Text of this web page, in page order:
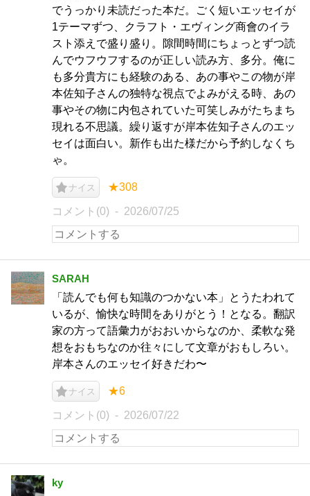
でうっかり未読だった本だ。ごく短いエッセイが
1テーマずつ、クラフト・エヴィング商會のイラ
スト添えで盛り盛り。隙間時間にちょっとずつ読
んでウフウフするのが正しい読み方、多分。俺に
も多分貴方にも経験のある、あの事やこの物が岸
本佐知子さんの独特な視点でよみがえる時、あの
事やその物に内包されていた可笑しみがたちまち
現れる不思議。繰り返すが岸本佐知子さんのエッ
セイは面白い。新作も出た様だから予約しなくち
ゃ。
ナイス ★308
コメント(0) 2026/07/25
SARAH
「読んでも何も知識のつかない本」とうたわれて
いるが、愉快な時間をありがとう！となる。翻訳
家の方って語彙力がおおいからなのか、柔軟な発
想をおもちなのか往々にして文章がおもしろい。
岸本さんのエッセイ好きだわ〜
ナイス ★6
コメント(0) 2026/07/22
ky